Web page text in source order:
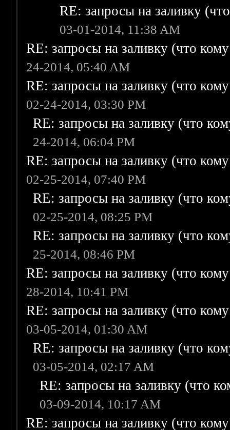
RE: запросы на заливку
03-01-2014, 11:38 AM
RE: запросы на заливку (что
24-2014, 05:40 AM
RE: запросы на заливку (что
02-24-2014, 03:30 PM
RE: запросы на заливку (что
24-2014, 06:04 PM
RE: запросы на заливку (что
02-25-2014, 07:40 PM
RE: запросы на заливку (что
02-25-2014, 08:25 PM
RE: запросы на заливку (что
25-2014, 08:46 PM
RE: запросы на заливку (что
28-2014, 10:41 PM
RE: запросы на заливку (что
03-05-2014, 01:30 AM
RE: запросы на заливку (что
03-05-2014, 02:17 AM
RE: запросы на заливку (что
03-09-2014, 10:17 AM
RE: запросы на заливку (что